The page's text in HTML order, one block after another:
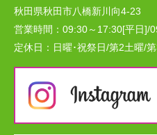
秋田県秋田市八橋新川向4-23
営業時間： 09:30～17:30[平日]/
定休日： 日曜･祝祭日/第2土曜/